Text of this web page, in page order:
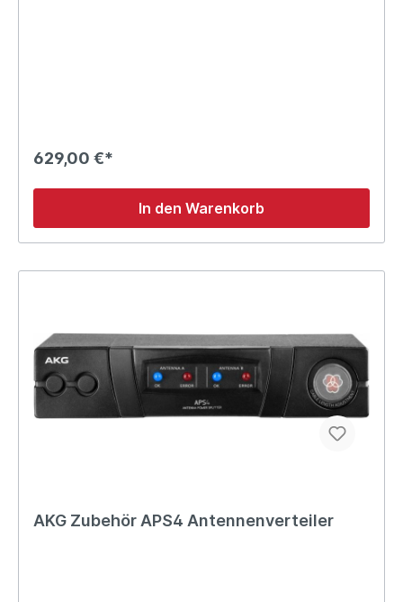
629,00 €*
In den Warenkorb
AKG Zubehör APS4 Antennenverteiler